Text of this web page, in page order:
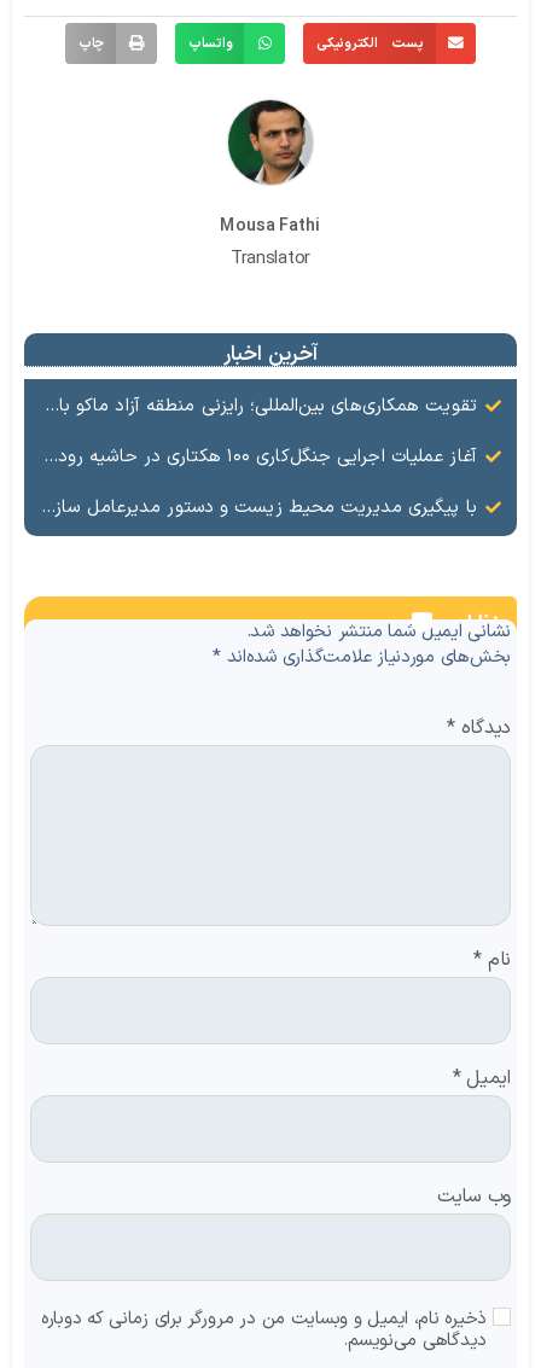
پست الکترونیکی واتساپ چاپ
Mousa Fathi
Translator
آخرین اخبار
تقویت همکاری‌های بین‌المللی؛ رایزنی منطقه آزاد ماکو با سرمایه‌گذاران چینی برای توسعه معدن و تجارت
آغاز عملیات اجرایی جنگل‌کاری ۱۰۰ هکتاری در حاشیه رودخانه ارس با حمایت سازمان منطقه آزاد ماکو
با پیگیری مدیریت محیط زیست و دستور مدیرعامل سازمان منطقه آزاد ماکو؛ عملیات ساماندهی کانال فاضلاب کشمش‌تپه آغاز شد
نظرات
نشانی ایمیل شما منتشر نخواهد شد.
بخش‌های موردنیاز علامت‌گذاری شده‌اند*
دیدگاه*
نام *
ایمیل*
وب‌ سایت
ذخیره نام، ایمیل و وبسایت من در مرورگر برای زمانی که دوباره
دیدگاهی می‌نویسم.